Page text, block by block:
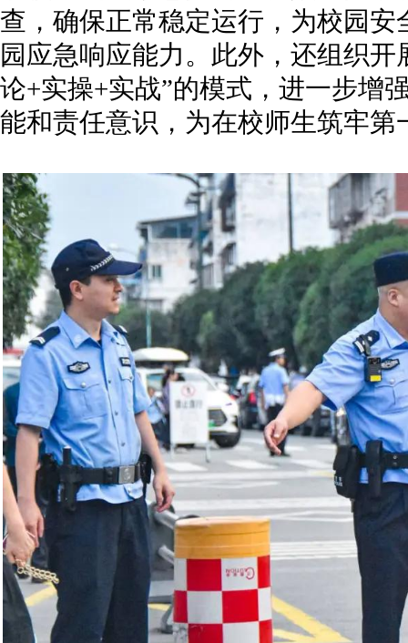
查，确保正常稳定运行，为校园
园应急响应能力。此外，还组织
论+实操+实战”的模式，进一步增
能和责任意识，为在校师生筑牢第